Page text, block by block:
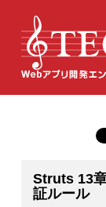
Struts 13
証ルール